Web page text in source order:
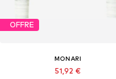
OFFRE
MONARI
51,92 €